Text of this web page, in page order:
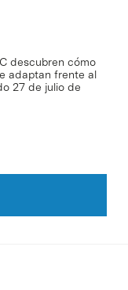
descubren cómo
adaptan frente al
27 de julio de